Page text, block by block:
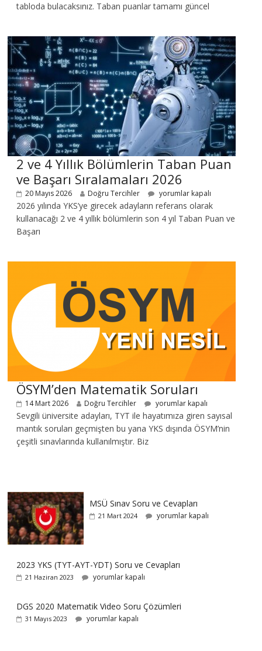
tabloda bulacaksınız. Taban puanlar tamamı güncel
2 ve 4 Yıllık Bölümlerin Taban Puan
ve Başarı Sıralamaları 2026
20 Mayıs 2026 Doğru Tercihler yorumlar kapalı
2026 yılında YKS’ye girecek adayların referans olarak
kullanacağı 2 ve 4 yıllık bölümlerin son 4 yıl Taban Puan ve
Başarı
ÖSYM’den Matematik Soruları
14 Mart 2026 Doğru Tercihler yorumlar kapalı
Sevgili üniversite adayları, TYT ile hayatımıza giren sayısal
mantık soruları geçmişten bu yana YKS dışında ÖSYM’nin
çeşitli sınavlarında kullanılmıştır. Biz
MSÜ Sınav Soru ve Cevapları
21 Mart 2024 yorumlar kapalı
2023 YKS (TYT-AYT-YDT) Soru ve Cevapları
21 Haziran 2023 yorumlar kapalı
DGS 2020 Matematik Video Soru Çözümleri
31 Mayıs 2023 yorumlar kapalı